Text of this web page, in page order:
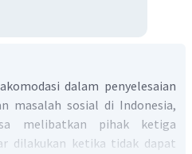
dalam penyelesaian
masalah sosial di Indonesia,
melibatkan pihak ketiga
dilakukan ketika tidak dapat